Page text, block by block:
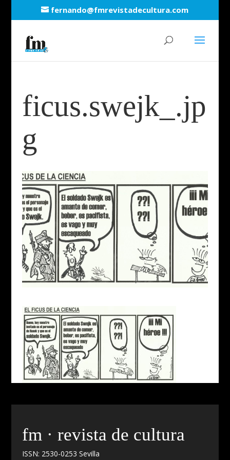
fernando@fmrevistadecultura.com
ficus.swejk_.jp
g
fm · revista de cultura
ISSN: 2530-0253 Sevilla